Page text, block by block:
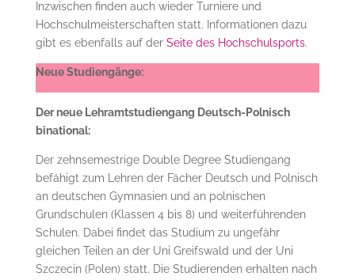
Inzwischen finden auch wieder Turniere und
Hochschulmeisterschaften statt. Informationen dazu
gibt es ebenfalls auf der Seite des Hochschulsports.
Neue Studiengänge:
Der neue Lehramtstudiengang Deutsch-Polnisch
binational:
Der zehnsemestrige Double Degree Studiengang
befähigt zum Lehren der Fächer Deutsch und Polnisch
an deutschen Gymnasien und an polnischen
Grundschulen (Klassen 4 bis 8) und weiterführenden
Schulen. Dabei findet das Studium zu ungefähr
gleichen Teilen an der Uni Greifswald und der Uni
Szczecin (Polen) statt. Die Studierenden erhalten nach